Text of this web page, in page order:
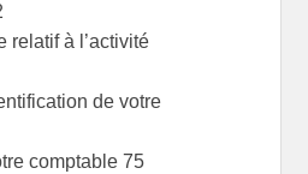
relatif à l’activité
de votre
comptable 75